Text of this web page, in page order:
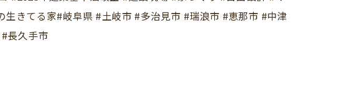
きてる家#岐阜県 #土岐市 #多治見市 #瑞浪市 #恵那市 #中津
長久手市